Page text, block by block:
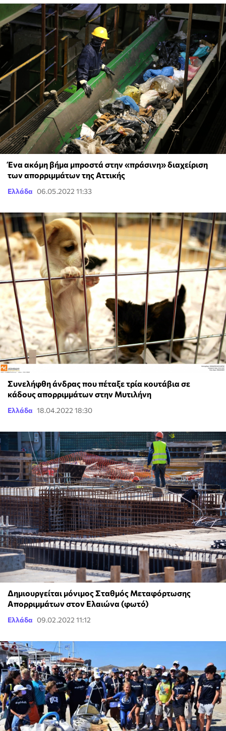
Ένα ακόμη βήμα μπροστά στην «πράσινη» διαχείριση
των απορριμμάτων της Αττικής
Ελλάδα 06.05.2022 11:33
Συνελήφθη άνδρας που πέταξε τρία κουτάβια σε
κάδους απορριμμάτων στην Μυτιλήνη
Ελλάδα 18.04.2022 18:30
Δημιουργείται μόνιμος Σταθμός Μεταφόρτωσης
Απορριμμάτων στον Ελαιώνα (φωτό)
Ελλάδα 09.02.2022 11:12